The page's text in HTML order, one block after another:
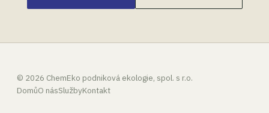
© 2026 ChemEko podniková ekologie, spol. s r.o.
DomůO násSlužbyKontakt